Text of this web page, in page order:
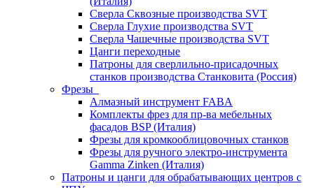
Сверла Сквозные производства SVT
Сверла Глухие производства SVT
Сверла Чашечные производства SVT
Цанги переходные
Патроны для сверлильно-присадочных
станков производства Станковита (Россия)
Фрезы
Алмазный инструмент FABA
Комплекты фрез для пр-ва мебельных
фасадов BSP (Италия)
Фрезы для кромкооблицовочных станков
Фрезы для ручного электро-инструмента
Gamma Zinken (Италия)
Патроны и цанги для обрабатывающих центров с